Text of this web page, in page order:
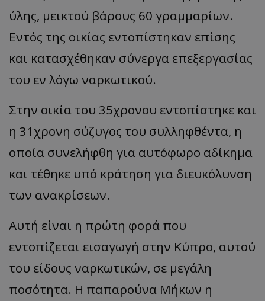
ύλης, μεικτού βάρους 60 γραμμαρίων.
Εντός της οικίας εντοπίστηκαν επίσης
και κατασχέθηκαν σύνεργα επεξεργασίας
του εν λόγω ναρκωτικού.
Στην οικία του 35χρονου εντοπίστηκε και
η 31χρονη σύζυγος του συλληφθέντα, η
οποία συνελήφθη για αυτόφωρο αδίκημα
και τέθηκε υπό κράτηση για διευκόλυνση
των ανακρίσεων.
Αυτή είναι η πρώτη φορά που
εντοπίζεται εισαγωγή στην Κύπρο, αυτού
του είδους ναρκωτικών, σε μεγάλη
ποσότητα. Η παπαρούνα Μήκων η